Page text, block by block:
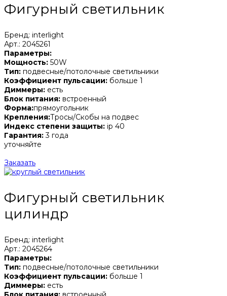
Фигурный светильник
Бренд: interlight
Арт.: 2045261
Параметры:
Мощность: 50W
Тип: подвесные/потолочные светильники
Коэффициент пульсации: больше 1
Диммеры: есть
Блок питания: встроенный
Форма:прямоугольник
Крепления:Тросы/Скобы на подвес
Индекс степени защиты: ip 40
Гарантия:3 года
уточняйте
Заказать
Фигурный светильник
цилиндр
Бренд: interlight
Арт.: 2045264
Параметры:
Тип: подвесные/потолочные светильники
Коэффициент пульсации: больше 1
Диммеры: есть